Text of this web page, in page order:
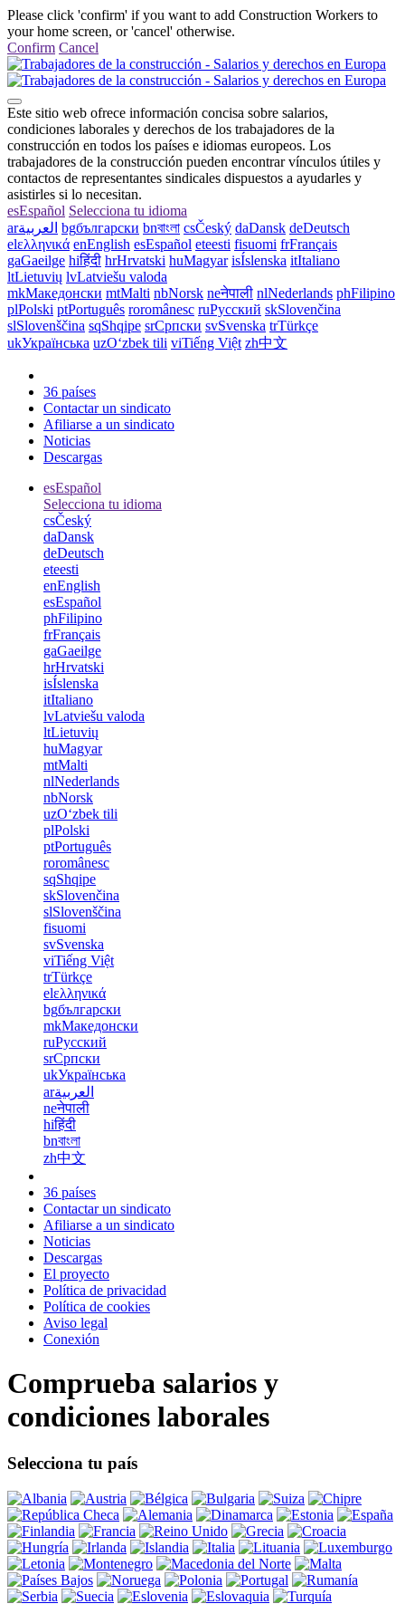
Please click 'confirm' if you want to add Construction Workers to
your home screen, or 'cancel' otherwise.
Confirm Cancel
Este sitio web ofrece información concisa sobre salarios,
condiciones laborales y derechos de los trabajadores de la
construcción en todos los países e idiomas europeos. Los
trabajadores de la construcción pueden encontrar vínculos útiles y
contactos de representantes sindicales dispuestos a ayudarles y
asistirles si lo necesitan.
esEspañol Selecciona tu idioma
arالعربية bgбългарски bnবাংলা csČeský daDansk deDeutsch
elελληνικά enEnglish esEspañol eteesti fisuomi frFrançais
gaGaeilge hiहिंदी hrHrvatski huMagyar isÍslenska itItaliano
ltLietuvių lvLatviešu valoda
mkМакедонски mtMalti nbNorsk neनेपाली nlNederlands phFilipino
plPolski ptPortuguês roromânesc ruРусский skSlovenčina
slSlovenščina sqShqipe srСрпски svSvenska trTürkçe
ukУкраїнська uzOʻzbek tili viTiếng Việt zh中文
36 países
Contactar un sindicato
Afiliarse a un sindicato
Noticias
Descargas
esEspañol
Selecciona tu idioma
csČeský
daDansk
deDeutsch
eteesti
enEnglish
esEspañol
phFilipino
frFrançais
gaGaeilge
hrHrvatski
isÍslenska
itItaliano
lvLatviešu valoda
ltLietuvių
huMagyar
mtMalti
nlNederlands
nbNorsk
uzOʻzbek tili
plPolski
ptPortuguês
roromânesc
sqShqipe
skSlovenčina
slSlovenščina
fisuomi
svSvenska
viTiếng Việt
trTürkçe
elελληνικά
bgбългарски
mkМакедонски
ruРусский
srСрпски
ukУкраїнська
arالعربية
neनेपाली
hiहिंदी
bnবাংলা
zh中文
36 países
Contactar un sindicato
Afiliarse a un sindicato
Noticias
Descargas
El proyecto
Política de privacidad
Política de cookies
Aviso legal
Conexión
Comprueba salarios y
condiciones laborales
Selecciona tu país